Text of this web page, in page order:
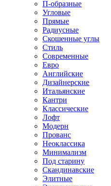
П-образные
Угловые
Прямые
Радиусные
Скошенные углы
Стиль
Современные
Евро
Английские
Дизайнерские
Итальянские
Кантри
Классические
Лофт
Модерн
Прованс
Неоклассика
Минимализм
Под старину
Скандинавские
Элитные